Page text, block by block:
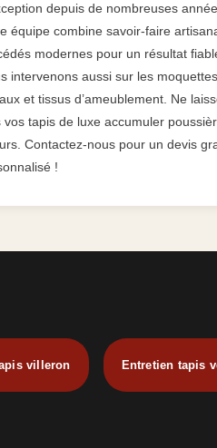
depuis de nombreuses
équipe combine savoir-faire
modernes pour un résultat
intervenons aussi sur les
et tissus d’ameublement. Ne
vos tapis de luxe accumuler
Contactez-nous pour un devis
!
villeron Entretien tapis